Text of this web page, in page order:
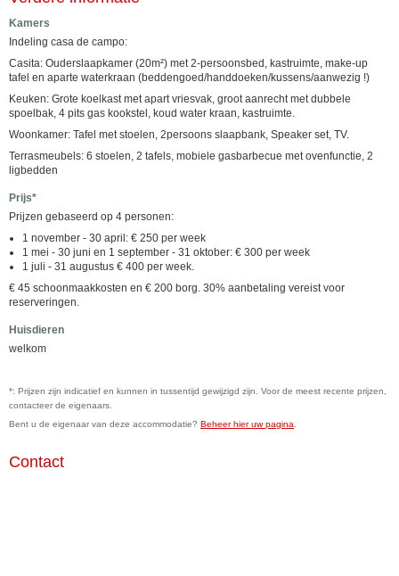
Kamers
Indeling casa de campo:
Casita: Ouderslaapkamer (20m²) met 2-persoonsbed, kastruimte, make-up
tafel en aparte waterkraan (beddengoed/handdoeken/kussens/aanwezig !)
Keuken: Grote koelkast met apart vriesvak, groot aanrecht met dubbele
spoelbak, 4 pits gas kookstel, koud water kraan, kastruimte.
Woonkamer: Tafel met stoelen, 2persoons slaapbank, Speaker set, TV.
Terrasmeubels: 6 stoelen, 2 tafels, mobiele gasbarbecue met ovenfunctie, 2
ligbedden
Prijs*
Prijzen gebaseerd op 4 personen:
1 november - 30 april: € 250 per week
1 mei - 30 juni en 1 september - 31 oktober: € 300 per week
1 juli - 31 augustus € 400 per week.
€ 45 schoonmaakkosten en € 200 borg. 30% aanbetaling vereist voor
reserveringen.
Huisdieren
welkom
*: Prijzen zijn indicatief en kunnen in tussentijd gewijzigd zijn. Voor de meest recente prijzen,
contacteer de eigenaars.
Bent u de eigenaar van deze accommodatie? Beheer hier uw pagina
Contact